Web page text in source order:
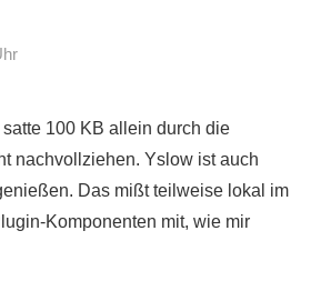
100 KB allein durch die
nachvollziehen. Yslow ist auch
Das mißt teilweise lokal im
Komponenten mit, wie mir